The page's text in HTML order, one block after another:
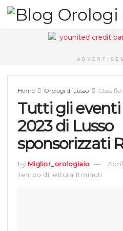
Home Orologi di Lusso
Tutti gli
2023 di Lusso
sponsorizzati
by Miglior_orologiaio
Tempo di lettura 11 minuti